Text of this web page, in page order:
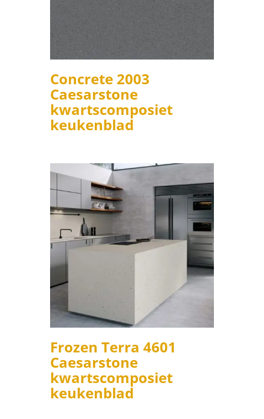
Concrete 2003
Caesarstone
kwartscomposiet
keukenblad
Frozen Terra 4601
Caesarstone
kwartscomposiet
keukenblad